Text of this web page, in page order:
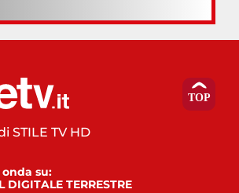
STILE TV HD
onda su:
DIGITALE TERRESTRE